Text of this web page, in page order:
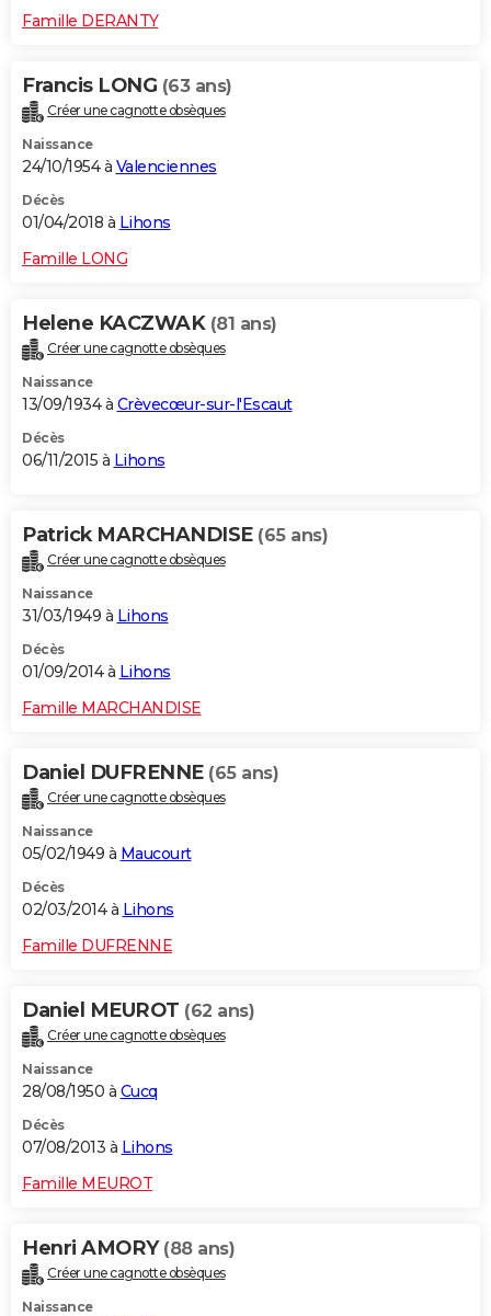
Famille DERANTY
Francis LONG (63 ans)
Créer une cagnotte obsèques
Naissance
24/10/1954 à Valenciennes
Décès
01/04/2018 à Lihons
Famille LONG
Helene KACZWAK (81 ans)
Créer une cagnotte obsèques
Naissance
13/09/1934 à Crèvecœur-sur-l'Escaut
Décès
06/11/2015 à Lihons
Patrick MARCHANDISE (65 ans)
Créer une cagnotte obsèques
Naissance
31/03/1949 à Lihons
Décès
01/09/2014 à Lihons
Famille MARCHANDISE
Daniel DUFRENNE (65 ans)
Créer une cagnotte obsèques
Naissance
05/02/1949 à Maucourt
Décès
02/03/2014 à Lihons
Famille DUFRENNE
Daniel MEUROT (62 ans)
Créer une cagnotte obsèques
Naissance
28/08/1950 à Cucq
Décès
07/08/2013 à Lihons
Famille MEUROT
Henri AMORY (88 ans)
Créer une cagnotte obsèques
Naissance